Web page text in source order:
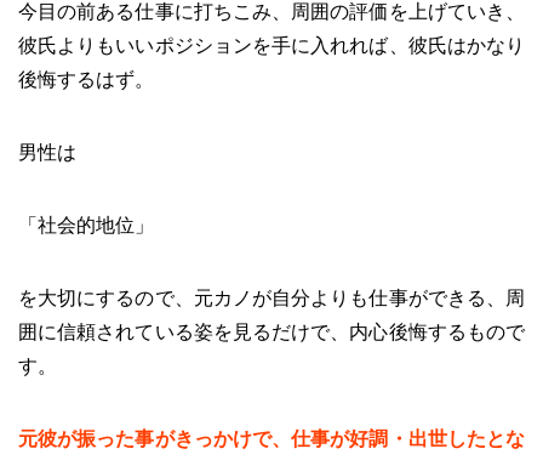
今目の前ある仕事に打ちこみ、周囲の評価を上げていき、
彼氏よりもいいポジションを手に入れれば、彼氏はかなり
後悔するはず。
男性は
「社会的地位」
を大切にするので、元カノが自分よりも仕事ができる、周
囲に信頼されている姿を見るだけで、内心後悔するもので
す。
元彼が振った事がきっかけで、仕事が好調・出世したとな